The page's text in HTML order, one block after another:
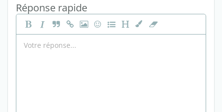
Réponse rapide